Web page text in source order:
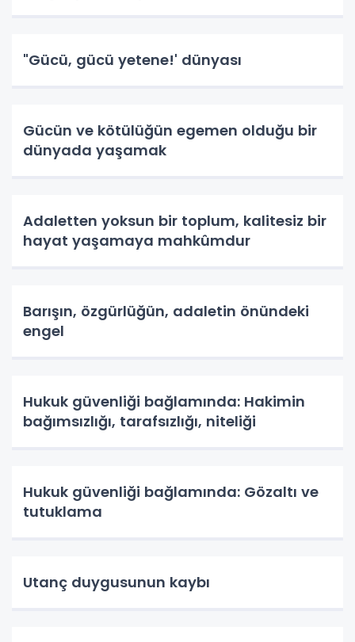
"Gücü, gücü yetene!' dünyası
Gücün ve kötülüğün egemen olduğu bir
dünyada yaşamak
Adaletten yoksun bir toplum, kalitesiz bir
hayat yaşamaya mahkûmdur
Barışın, özgürlüğün, adaletin önündeki
engel
Hukuk güvenliği bağlamında: Hakimin
bağımsızlığı, tarafsızlığı, niteliği
Hukuk güvenliği bağlamında: Gözaltı ve
tutuklama
Utanç duygusunun kaybı